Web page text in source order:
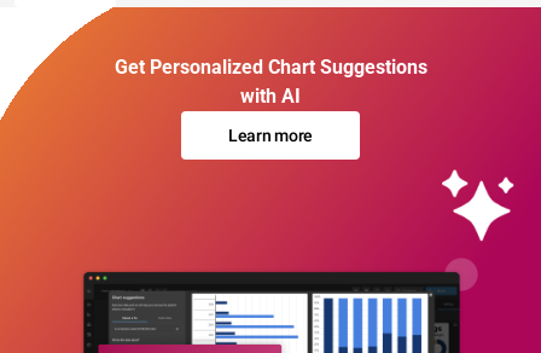
Get Personalized Chart Suggestions
with AI
Learn more